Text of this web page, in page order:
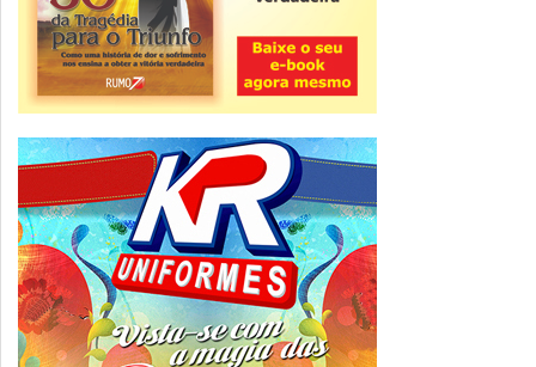
ver todas »